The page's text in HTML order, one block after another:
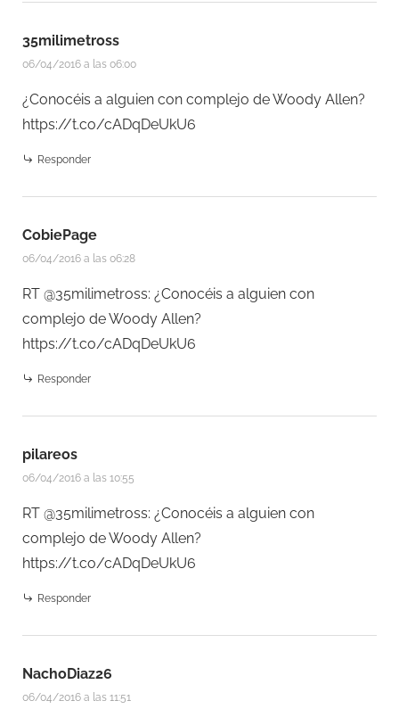
35milimetross
06/04/2016 a las 06:00
¿Conocéis a alguien con complejo de Woody Allen?
https://t.co/cADqDeUkU6
Responder
CobiePage
06/04/2016 a las 06:28
RT @35milimetross: ¿Conocéis a alguien con
complejo de Woody Allen?
https://t.co/cADqDeUkU6
Responder
pilareos
06/04/2016 a las 10:55
RT @35milimetross: ¿Conocéis a alguien con
complejo de Woody Allen?
https://t.co/cADqDeUkU6
Responder
NachoDiaz26
06/04/2016 a las 11:51